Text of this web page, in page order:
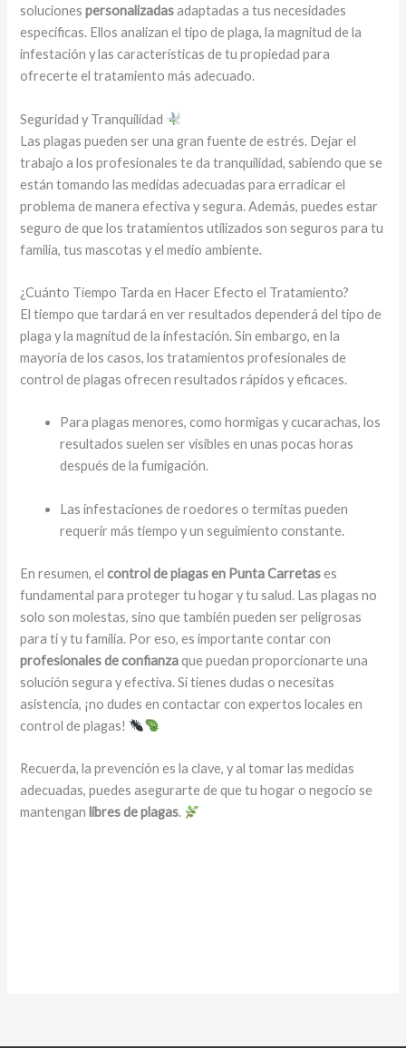
solucionespersonalizadasadaptadas a tus necesidades
específicas. Ellos analizan el tipo de plaga, la magnitud de la
infestación y las características de tu propiedad para
ofrecerte el tratamiento más adecuado.
Seguridad y Tranquilidad
Las plagas pueden ser una gran fuente de estrés. Dejar el
trabajo a los profesionales te da tranquilidad, sabiendo que se
están tomando las medidas adecuadas para erradicar el
problema de manera efectiva y segura. Además, puedes estar
seguro de que los tratamientos utilizados son seguros para tu
familia, tus mascotas y el medio ambiente.
¿Cuánto Tiempo Tarda en Hacer Efecto el Tratamiento?
El tiempo que tardará en ver resultados dependerá del tipo de
plaga y la magnitud de la infestación. Sin embargo, en la
mayoría de los casos, los tratamientos profesionales de
control de plagas ofrecen resultados rápidos y eficaces.
Para plagas menores, como hormigas y cucarachas, los
resultados suelen ser visibles en unas pocas horas
después de la fumigación.
Las infestaciones de roedores o termitas pueden
requerir más tiempo y un seguimiento constante.
En resumen, elcontrol de plagas en Punta Carretases
fundamental para proteger tu hogar y tu salud. Las plagas no
solo son molestas, sino que también pueden ser peligrosas
para ti y tu familia. Por eso, es importante contar con
profesionales de confianzaque puedan proporcionarte una
solución segura y efectiva. Si tienes dudas o necesitas
asistencia, ¡no dudes en contactar con expertos locales en
control de plagas!
Recuerda, la prevención es la clave, y al tomar las medidas
adecuadas, puedes asegurarte de que tu hogar o negocio se
mantengan libres de plagas.